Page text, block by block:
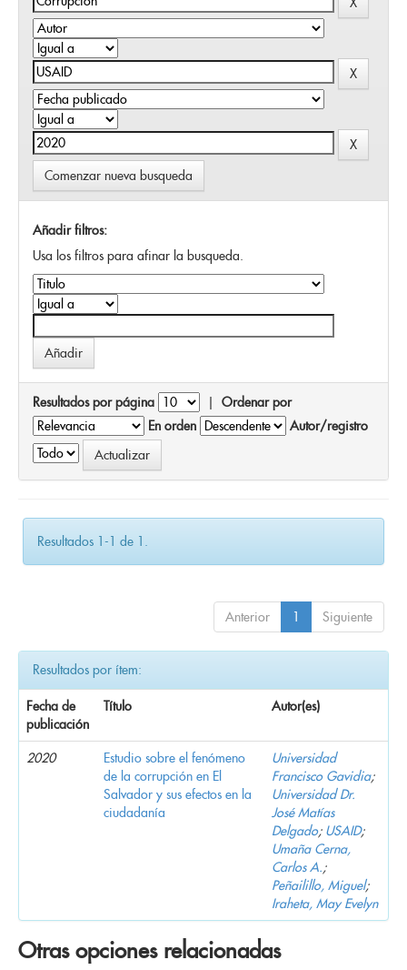
Comenzar nueva busqueda
Añadir filtros:
Usa los filtros para afinar la busqueda.
Resultados por página | Ordenar por
En orden
Autor/registro
Resultados 1-1 de 1.
Anterior 1 Siguiente
Resultados por ítem:
Fecha de
publicación
Título Autor(es)
2020
Estudio sobre el fenómeno
de la corrupción en El
Salvador y sus efectos en la
ciudadanía
Universidad
Francisco Gavidia;
Universidad Dr.
José Matías
Delgado; USAID;
Umaña Cerna,
Carlos A.;
Peñailillo, Miguel;
Iraheta, May Evelyn
Otras opciones relacionadas